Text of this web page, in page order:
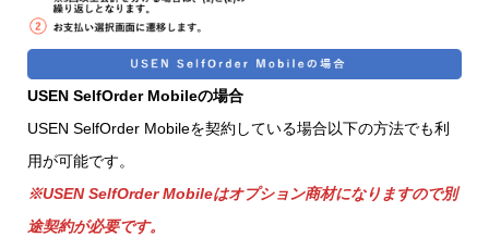
USEN SelfOrder Mobileの場合
USEN SelfOrder Mobileを契約している場合以下の方法でも利
用が可能です。
※USEN SelfOrder Mobileはオプション商材になりますので別
途契約が必要です。